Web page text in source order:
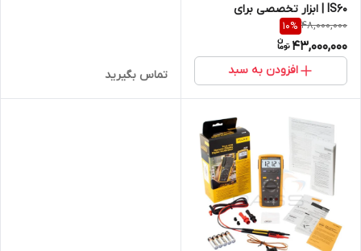
IS60 | ابزار تخصصی برای
محیط‌های انفجاری و صنعتی
48,000,000
10%
43,000,000
افزودن به سبد تماس بگیرید